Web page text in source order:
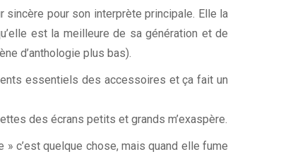
sincère pour son interprète principale. Elle la
est la meilleure de sa génération et de
d’anthologie plus bas).
essentiels des accessoires et ça fait un
des écrans petits et grands m’exaspère.
» c’est quelque chose, mais quand elle fume